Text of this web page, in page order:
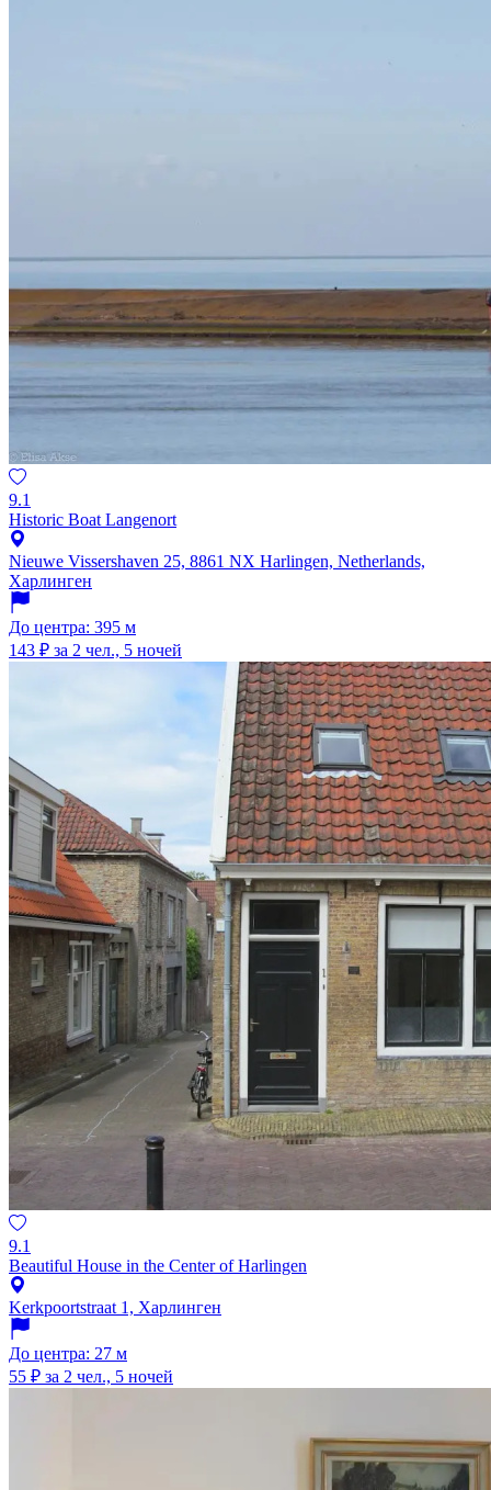
9.1
Historic Boat Langenort
Nieuwe Vissershaven 25, 8861 NX Harlingen, Netherlands,
Харлинген
До центра: 395 м
143 ₽ за 2 чел., 5 ночей
9.1
Beautiful House in the Center of Harlingen
Kerkpoortstraat 1, Харлинген
До центра: 27 м
55 ₽ за 2 чел., 5 ночей